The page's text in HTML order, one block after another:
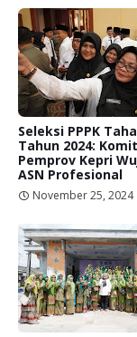
Seleksi PPPK
Tahun 2024:
Pemprov Kepri
ASN Profesional
November 25, 2024